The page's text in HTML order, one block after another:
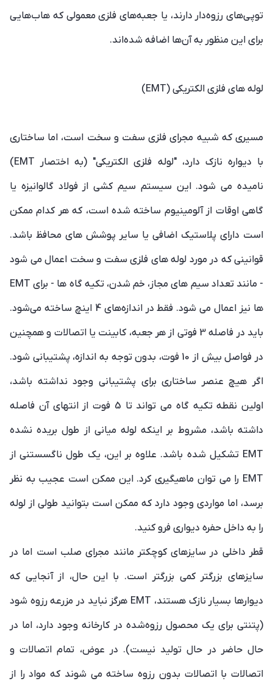
توپی‌های رزوه‌دار دارند، یا جعبه‌های فلزی معمولی که هاب‌هایی
برای این منظور به آن‌ها اضافه شده‌اند.
لوله های فلزی الکتریکی (EMT)
مسیری که شبیه مجرای فلزی سفت و سخت است، اما ساختاری
با دیواره نازک دارد، "لوله فلزی الکتریکی" (به اختصار EMT)
نامیده می شود. این سیستم سیم کشی از فولاد گالوانیزه یا
گاهی اوقات از آلومینیوم ساخته شده است، که هر کدام ممکن
است دارای پلاستیک اضافی یا سایر پوشش های محافظ باشد.
قوانینی که در مورد لوله های فلزی سفت و سخت اعمال می شود
- مانند تعداد سیم های مجاز، خم شدن، تکیه گاه ها - برای EMT
ها نیز اعمال می شود. فقط در اندازه‌های 4 اینچ ساخته می‌شود.
باید در فاصله 3 فوتی از هر جعبه، کابینت یا اتصالات و همچنین
در فواصل بیش از 10 فوت، بدون توجه به اندازه، پشتیبانی شود.
اگر هیچ عنصر ساختاری برای پشتیبانی وجود نداشته باشد،
اولین نقطه تکیه گاه می تواند تا 5 فوت از انتهای آن فاصله
داشته باشد، مشروط بر اینکه لوله میانی از طول بریده نشده
EMT تشکیل شده باشد. علاوه بر این، یک طول ناگسستنی از
EMT را می توان ماهیگیری کرد. این ممکن است عجیب به نظر
برسد، اما مواردی وجود دارد که ممکن است بتوانید طولی از لوله
را به داخل حفره دیواری فرو کنید.
قطر داخلی در سایزهای کوچکتر مانند مجرای صلب است اما در
سایزهای بزرگتر کمی بزرگتر است. با این حال، از آنجایی که
دیوارها بسیار نازک هستند، EMT هرگز نباید در مزرعه رزوه شود
(پتنتی برای یک محصول رزوه‌شده در کارخانه وجود دارد، اما در
حال حاضر در حال تولید نیست). در عوض، تمام اتصالات و
اتصالات با اتصالات بدون رزوه ساخته می شوند که مواد را از